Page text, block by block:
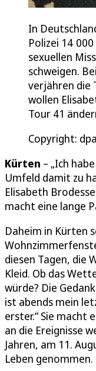
In
Polizei 14
sexuellen
schweigen.
verjähren die
wollen
Tour 41
Copyright: dpa
Kürten – „Ich
Umfeld damit zu
Elisabeth
macht eine lange
Daheim in Kürten
diesen Tagen, die
Kleid. Ob das
würde? Die
ist abends mein
erster.“ Sie macht
an die Ereignisse
Jahren, am 11.
Leben